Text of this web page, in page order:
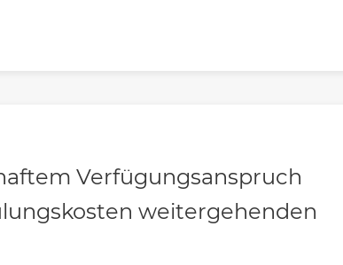
Verfügungsanspruch
weitergehenden